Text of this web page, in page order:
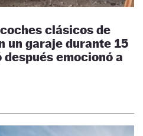
clásicos de
un garaje durante 15
emocionó a